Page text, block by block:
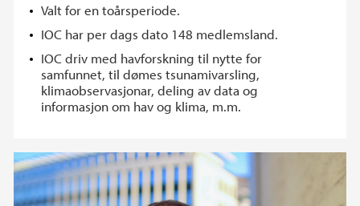
Valt for en toårsperiode.
IOC har per dags dato 148 medlemsland.
IOC driv med havforskning til nytte for
samfunnet, til dømes tsunamivarsling,
klimaobservasjonar, deling av data og
informasjon om hav og klima, m.m.